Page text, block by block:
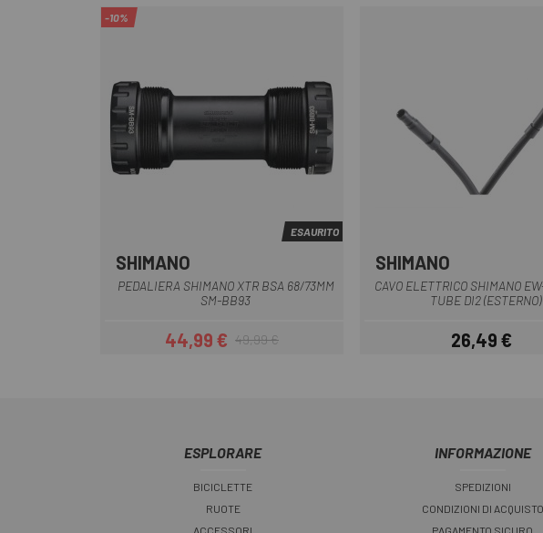
-10%
ESAURITO
SHIMANO
PEDALIERA SHIMANO XTR BSA 68/73MM
SM-BB93
Prezzo
44,99 €Prezzo base
49,99 €
SHIMANO
CAVO ELETTRICO SHIMANO
TUBE DI2 (ESTERNO)
Prezzo
26,49 €
ESPLORARE
BICICLETTE
RUOTE
ACCESSORI
INFORMAZIONE
SPEDIZIONI
CONDIZIONI DI ACQUISTO
PAGAMENTO SICURO